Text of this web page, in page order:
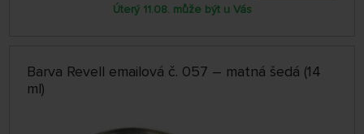
Úterý 11.08. může být u Vás
Barva Revell emailová č. 057 – matná šedá (14
ml)